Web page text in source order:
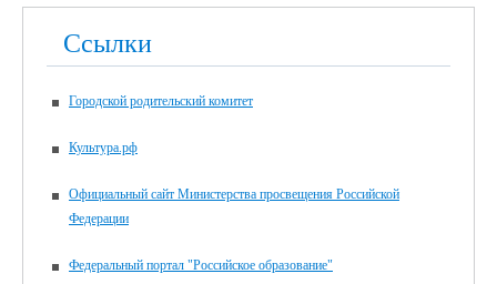
Ссылки
Городской родительский комитет
Культура.рф
Официальный сайт Министерства просвещения Российской
Федерации
Федеральный портал "Российское образование"